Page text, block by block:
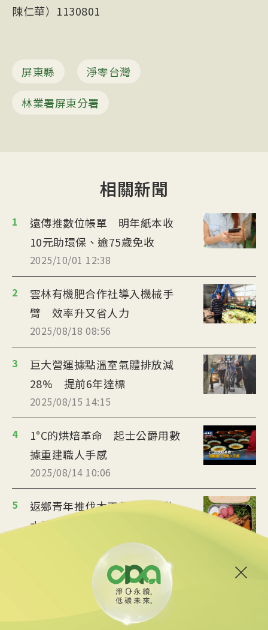
陳仁華）1130801
屏東縣
淨零台灣
林業署屏東分署
相關新聞
1
遠傳推數位帳單 明年紙本收
10元助環保、逾75歲免收
2025/10/01 12:38
2
雲林有機肥合作社導入機械手
臂 效率升又省人力
2025/08/18 08:56
3
巨大營運據點溫室氣體排放減
28% 提前6年達標
2025/08/15 14:15
4
1°C的烘焙革命 起士公爵用數
據重建職人手感
2025/08/14 10:06
5
返鄉青年推伐木工便當 帶動
水里觀光與減碳經濟
台中智慧停車無紙化9/8上線
2025/08/11 18:54